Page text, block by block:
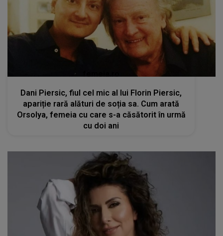
Dani Piersic, fiul cel mic al lui Florin Piersic,
apariție rară alături de soția sa. Cum arată
Orsolya, femeia cu care s-a căsătorit în urmă
cu doi ani